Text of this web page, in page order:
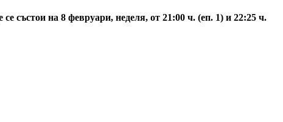
състои на 8 февруари, неделя, от 21:00 ч. (еп. 1) и 22:25 ч.